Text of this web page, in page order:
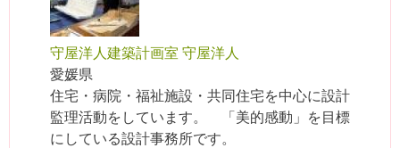
守屋洋人建築計画室 守屋洋人
愛媛県
住宅・病院・福祉施設・共同住宅を中心に設計
監理活動をしています。 「美的感動」を目標
にしている設計事務所です。